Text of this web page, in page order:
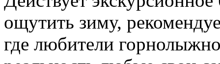
ощутить зиму,
где любители